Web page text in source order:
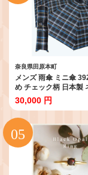
奈良県田原本町
メンズ 雨傘 ミニ傘
め チェック柄 日本製
ブルー ／ 折り畳み ま
光振興機構 折りたたみ
工 紫外線対策 全天候
原本町
30,000 円